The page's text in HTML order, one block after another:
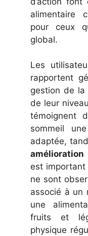
alimentaire
pour ceux
global.
Les
rapportent
gestion de la
de leur
témoignent
sommeil
adaptée,
est important
ne sont
associé à un
une
fruits et
physique